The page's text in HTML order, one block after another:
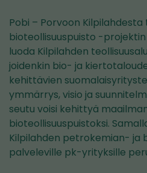
Pobi – Porvoon Kilpilahdesta
bioteollisuuspuisto -
luoda Kilpilahden
joidenkin bio- ja
kehittävien
ymmärrys, visio ja
seutu voisi kehittyä
bioteollisuuspuistoksi.
Kilpilahden petrokemian- ja
palveleville pk-yrityksille